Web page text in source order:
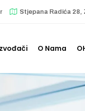
Stjepana Radića 28,
O Nama